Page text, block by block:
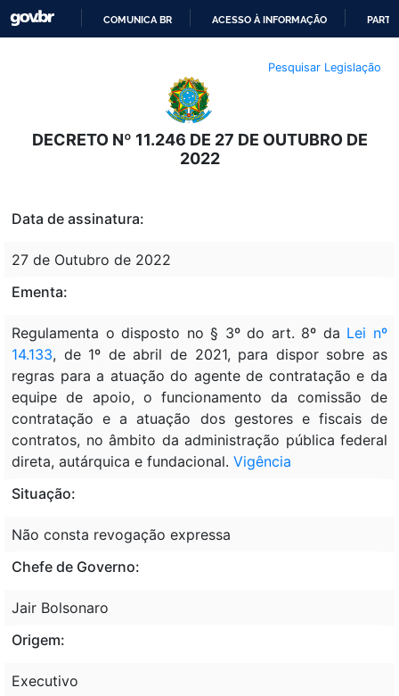
O
CONTEÚDO
COMUNICA BR ACESSO À INFORMAÇÃO
Pesquisar Legislação
DECRETO Nº 11.246 DE 27 DE OUTUBRO DE
2022
Data de assinatura:
27 de Outubro de 2022
Ementa:
Regulamenta o disposto no § 3º do art. 8º da Lei nº
14.133, de 1º de abril de 2021, para dispor sobre as
regras para a atuação do agente de contratação e da
equipe de apoio, o funcionamento da comissão de
contratação e a atuação dos gestores e fiscais de
contratos, no âmbito da administração pública federal
direta, autárquica e fundacional. Vigência
Situação:
Não consta revogação expressa
Chefe de Governo:
Jair Bolsonaro
Origem:
Executivo